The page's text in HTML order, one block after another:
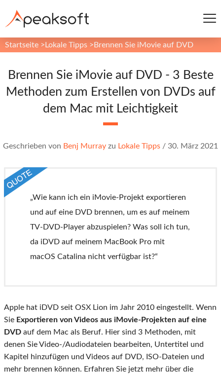
Startseite > Lokale Tipps > Brennen Sie iMovie auf DVD
Brennen Sie iMovie auf DVD - 3 Beste
Methoden zum Erstellen von DVDs auf
dem Mac mit Leichtigkeit
Geschrieben von Benj Murray zu Lokale Tipps / 30. März 2021
„Wie kann ich ein iMovie-Projekt exportieren
und auf eine DVD brennen, um es auf meinem
TV-DVD-Player abzuspielen? Was soll ich tun,
da iDVD auf meinem MacBook Pro mit
macOS Catalina nicht verfügbar ist?“
Apple hat iDVD seit OSX Lion im Jahr 2010 eingestellt. Wenn
Sie Exportieren von Videos aus iMovie-Projekten auf eine
DVD auf dem Mac als Beruf. Hier sind 3 Methoden, mit
denen Sie Video-/Audiodateien bearbeiten, Untertitel und
Kapitel hinzufügen und Videos auf DVD, ISO-Dateien und
mehr brennen können. Erfahren Sie jetzt mehr über die